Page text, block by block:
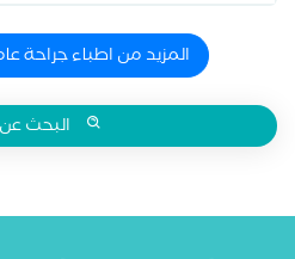
المزيد من اطباء جراحة
البحث